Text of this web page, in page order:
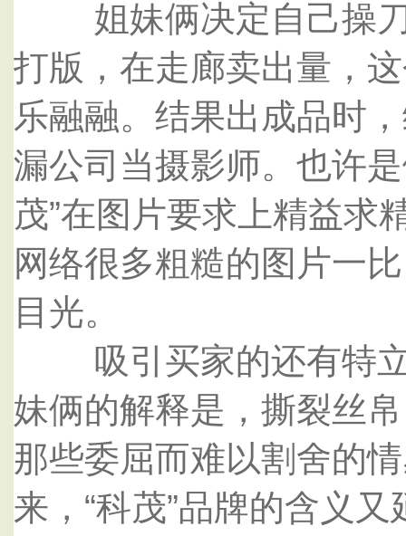
姐妹俩决定自己操刀
打版，在走廊卖出量，
乐融融。结果出成品时
漏公司当摄影师。也许
茂”在图片要求上精益求
网络很多粗糙的图片一
目光。
吸引买家的还有特立
妹俩的解释是，撕裂丝
那些委屈而难以割舍的
来，“科茂”品牌的含义